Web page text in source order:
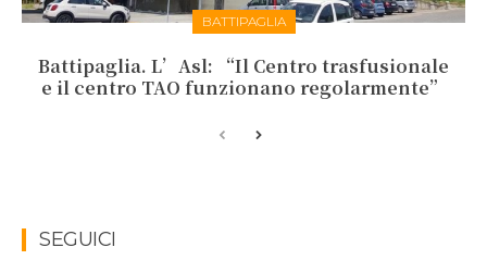
BATTIPAGLIA
Battipaglia. L’Asl: “Il Centro trasfusionale
e il centro TAO funzionano regolarmente”
SEGUICI